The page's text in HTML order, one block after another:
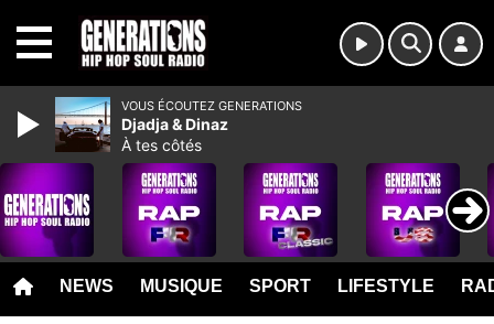
NEWS MUSIQUE SPORT LIFESTYLE
VOUS ÉCOUTEZ GENERATIONS
Djadja & Dinaz
À tes côtés